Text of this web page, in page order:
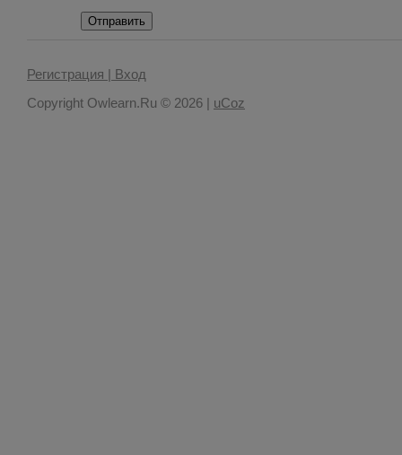
Отправить
Регистрация | Вход
Copyright Owlearn.Ru © 2026 | uCoz